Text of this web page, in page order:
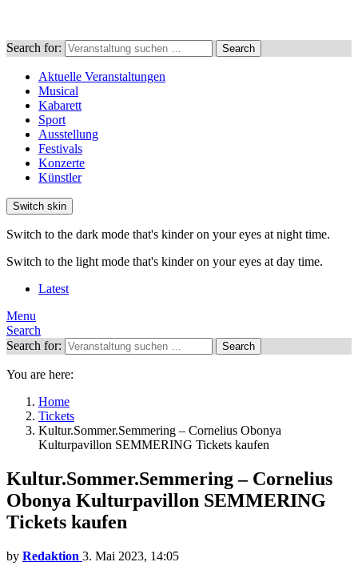
Search for: Search
Aktuelle Veranstaltungen
Musical
Kabarett
Sport
Ausstellung
Festivals
Konzerte
Künstler
Switch skin
Switch to the dark mode that's kinder on your eyes at night time.
Switch to the light mode that's kinder on your eyes at day time.
Latest
Menu
Search
Search for:
Search
You are here:
Home
Tickets
Kultur.Sommer.Semmering – Cornelius Obonya
Kulturpavillon SEMMERING Tickets kaufen
Kultur.Sommer.Semmering – Cornelius
Obonya Kulturpavillon SEMMERING
Tickets kaufen
by Redaktion 3. Mai 2023, 14:05